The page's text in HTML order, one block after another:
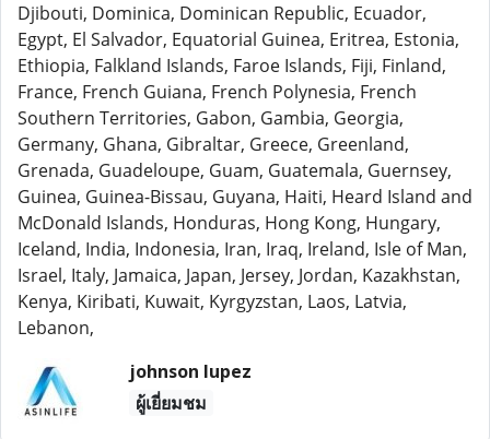
Djibouti, Dominica, Dominican Republic, Ecuador,
Egypt, El Salvador, Equatorial Guinea, Eritrea, Estonia,
Ethiopia, Falkland Islands, Faroe Islands, Fiji, Finland,
France, French Guiana, French Polynesia, French
Southern Territories, Gabon, Gambia, Georgia,
Germany, Ghana, Gibraltar, Greece, Greenland,
Grenada, Guadeloupe, Guam, Guatemala, Guernsey,
Guinea, Guinea-Bissau, Guyana, Haiti, Heard Island and
McDonald Islands, Honduras, Hong Kong, Hungary,
Iceland, India, Indonesia, Iran, Iraq, Ireland, Isle of Man,
Israel, Italy, Jamaica, Japan, Jersey, Jordan, Kazakhstan,
Kenya, Kiribati, Kuwait, Kyrgyzstan, Laos, Latvia,
Lebanon,
johnson lupez
ผู้เยี่ยมชม